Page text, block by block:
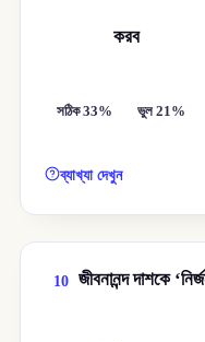
করব
সঠিক 33% ভুল 21%
ব্যাখ্যা দেখুন
10 জীবনানন্দ দাশকে